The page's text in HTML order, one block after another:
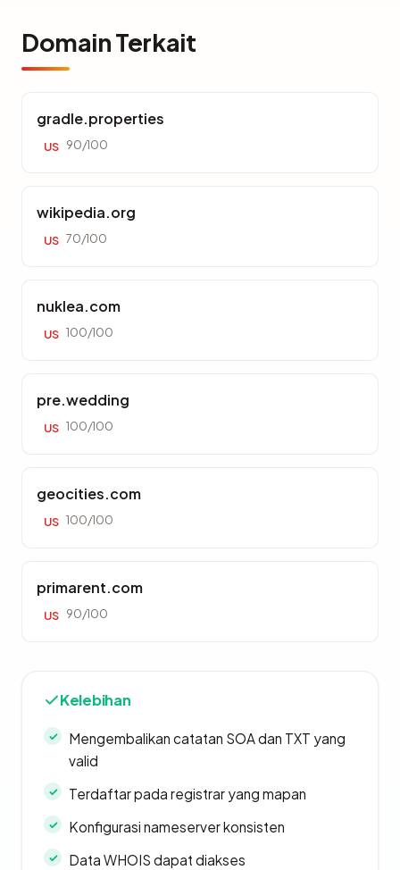
Domain Terkait
gradle.properties
US 90/100
wikipedia.org
US 70/100
nuklea.com
US 100/100
pre.wedding
US 100/100
geocities.com
US 100/100
primarent.com
US 90/100
Kelebihan
Mengembalikan catatan SOA dan TXT yang
valid
Terdaftar pada registrar yang mapan
Konfigurasi nameserver konsisten
Data WHOIS dapat diakses